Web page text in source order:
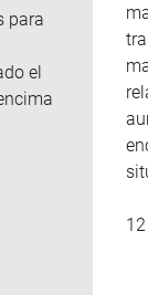
para
el